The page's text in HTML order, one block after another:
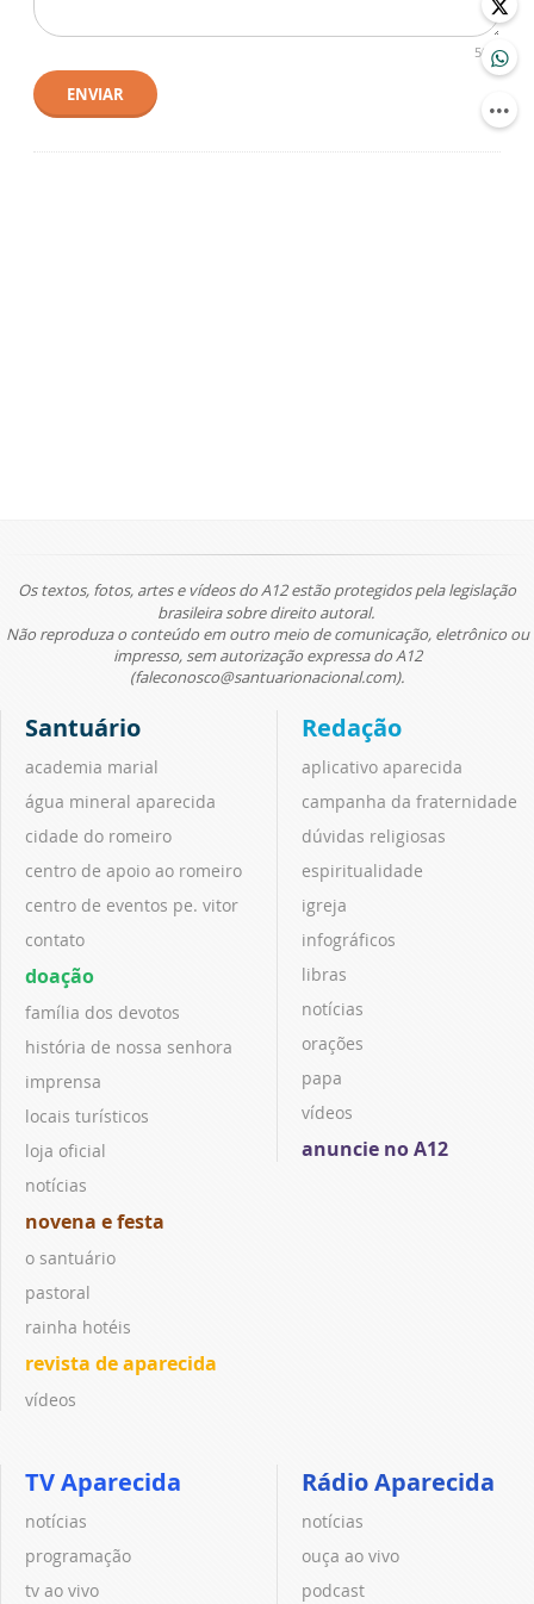
500
ENVIAR
Os textos, fotos, artes e vídeos do A12 estão protegidos pela legislação
brasileira sobre direito autoral.
Não reproduza o conteúdo em outro meio de comunicação, eletrônico ou
impresso, sem autorização expressa do A12
(faleconosco@santuarionacional.com).
Santuário
academia marial
água mineral aparecida
cidade do romeiro
centro de apoio ao romeiro
centro de eventos pe. vitor
contato
doação
família dos devotos
história de nossa senhora
imprensa
locais turísticos
loja oficial
notícias
novena e festa
o santuário
pastoral
rainha hotéis
revista de aparecida
vídeos
Redação
aplicativo aparecida
campanha da fraternidade
dúvidas religiosas
espiritualidade
igreja
infográficos
libras
notícias
orações
papa
vídeos
anuncie no A12
TV Aparecida
notícias
programação
tv ao vivo
Rádio Aparecida
notícias
ouça ao vivo
podcast